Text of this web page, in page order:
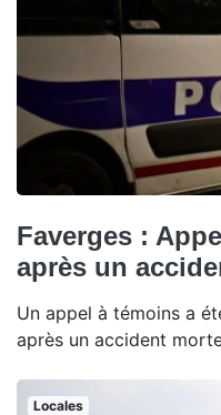
Faverges :
après un
Un appel à témoins a
après un accident
Locales